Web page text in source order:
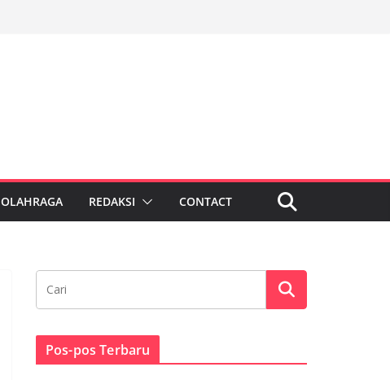
OLAHRAGA REDAKSI CONTACT
Pos-pos Terbaru